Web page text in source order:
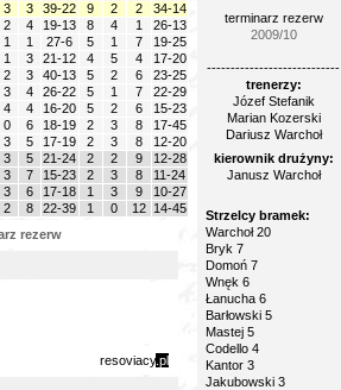
3 3 39-22 9 2 2
34-14
2 4 19-13 8 4 1
26-13
1 1 27-6 5 1 7
19-25
1 3 21-12 4 5 4
17-20
2 3 40-13 5 2 6
23-25
3 4 26-22 5 1 7
22-29
4 4 16-20 5 2 6
15-23
0 6 18-19 2 3 8
17-45
3 5 17-19 2 3 8
12-20
3 5 21-24 2 2 9
12-28
3 7 15-23 2 3 8
11-24
3 6 17-18 1 3 9
10-27
2 8 22-39 1 0 12
14-45
rezerw
resoviacy.pl
terminarz rezerw
2009/10
----------------------------
trenerzy:
Józef Stefanik
Marian Kozerski
Dariusz Warchoł
kierownik drużyny:
Janusz Warchoł
Strzelcy bramek:
Warchoł 20
Bryk 7
Domoń 7
Wnęk 6
Łanucha 6
Barłowski 5
Mastej 5
Codello 4
Kantor 3
Jakubowski 3